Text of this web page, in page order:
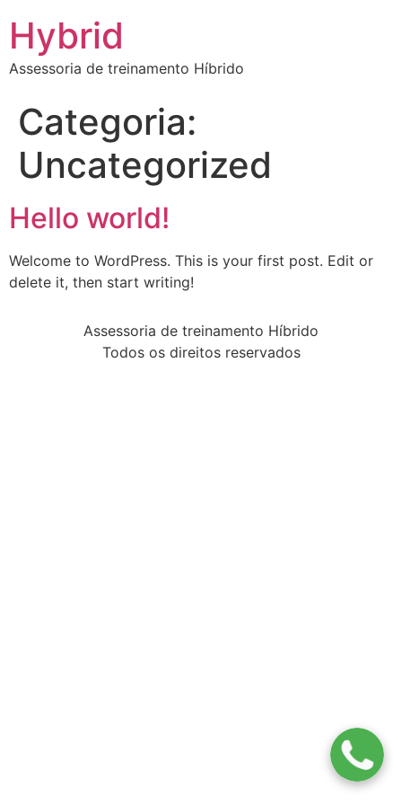
Hybrid
Assessoria de treinamento Híbrido
Categoria:
Uncategorized
Hello world!
Welcome to WordPress. This is your first post. Edit or
delete it, then start writing!
Assessoria de treinamento Híbrido
Todos os direitos reservados